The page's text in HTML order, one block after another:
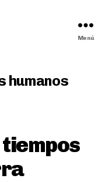
Menú
humanos